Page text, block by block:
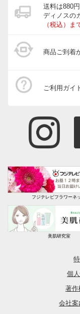
送料は880円
ディノスの
（税込）ま
商品ご到着
ご利用ガイ
フジテレビフラワーネ
美肌研究室
個
著作
会社案